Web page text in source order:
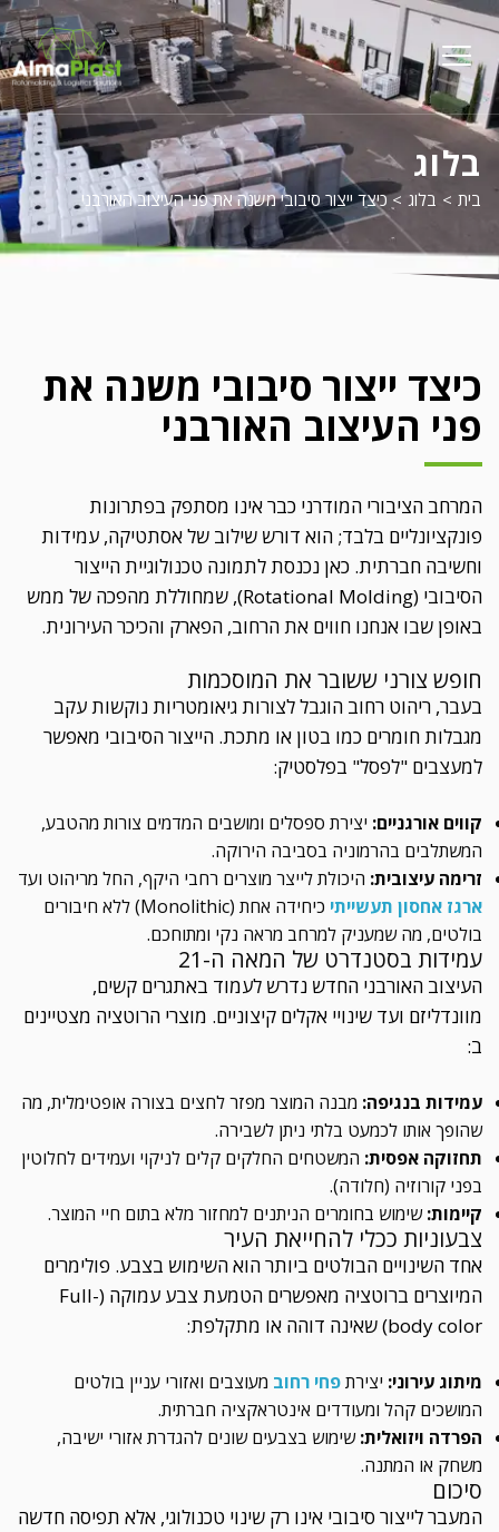
menu
opener
בלוג
בית > בלוג >כיצד ייצור סיבובי משנה את פני העיצוב האורבני
כיצד ייצור סיבובי משנה את
פני העיצוב האורבני
המרחב הציבורי המודרני כבר אינו מסתפק בפתרונות
פונקציונליים בלבד; הוא דורש שילוב של אסתטיקה, עמידות
וחשיבה חברתית. כאן נכנסת לתמונה טכנולוגיית הייצור
הסיבובי (Rotational Molding), שמחוללת מהפכה של ממש
באופן שבו אנחנו חווים את הרחוב, הפארק והכיכר העירונית.
חופש צורני ששובר את המוסכמות
בעבר, ריהוט רחוב הוגבל לצורות גיאומטריות נוקשות עקב
מגבלות חומרים כמו בטון או מתכת. הייצור הסיבובי מאפשר
למעצבים "לפסל" בפלסטיק:
קווים אורגניים: יצירת ספסלים ומושבים המדמים צורות מהטבע,
המשתלבים בהרמוניה בסביבה הירוקה.
זרימה עיצובית: היכולת לייצר מוצרים רחבי היקף, החל מריהוט ועד
ארגז אחסון תעשייתי
כיחידה אחת (Monolithic) ללא חיבורים
בולטים, מה שמעניק למרחב מראה נקי ומתוחכם.
עמידות בסטנדרט של המאה ה-21
העיצוב האורבני החדש נדרש לעמוד באתגרים קשים,
מוונדליזם ועד שינויי אקלים קיצוניים. מוצרי הרוטציה מצטיינים
ב:
עמידות בנגיפה: מבנה המוצר מפזר לחצים בצורה אופטימלית, מה
שהופך אותו לכמעט בלתי ניתן לשבירה.
תחזוקה אפסית: המשטחים החלקים קלים לניקוי ועמידים לחלוטין
בפני קורוזיה (חלודה).
קיימות:שימוש בחומרים הניתנים למחזור מלא בתום חיי המוצר.
צבעוניות ככלי להחייאת העיר
אחד השינויים הבולטים ביותר הוא השימוש בצבע. פולימרים
המיוצרים ברוטציה מאפשרים הטמעת צבע עמוקה (Full-
body color) שאינה דוהה או מתקלפת:
מיתוג עירוני: יצירתפחי רחוב מעוצבים ואזורי עניין בולטים
המושכים קהל ומעודדים אינטראקציה חברתית.
הפרדה ויזואלית:שימוש בצבעים שונים להגדרת אזורי ישיבה,
משחק או המתנה.
סיכום
המעבר לייצור סיבובי אינו רק שינוי טכנולוגי, אלא תפיסה חדשה